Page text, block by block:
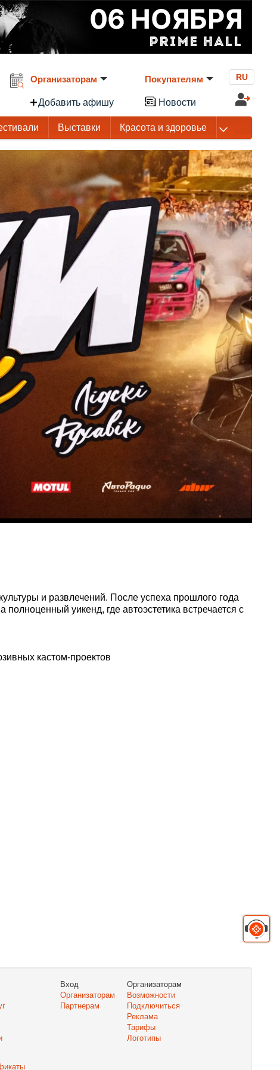
Организаторам
Добавить афишу
Покупателям
Новости
RU
Выставки Красота и здоровье
и развлечений. После успеха прошлого года
уикенд, где автоэстетика встречается с
кастом-проектов
Вход
Организаторам
Партнерам
Организаторам
Возможности
Подключиться
Реклама
Тарифы
Логотипы